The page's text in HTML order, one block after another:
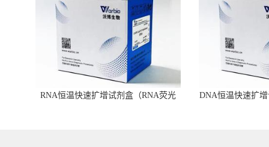
RNA恒温快速扩增试剂盒（RNA荧光
DNA恒温快速扩